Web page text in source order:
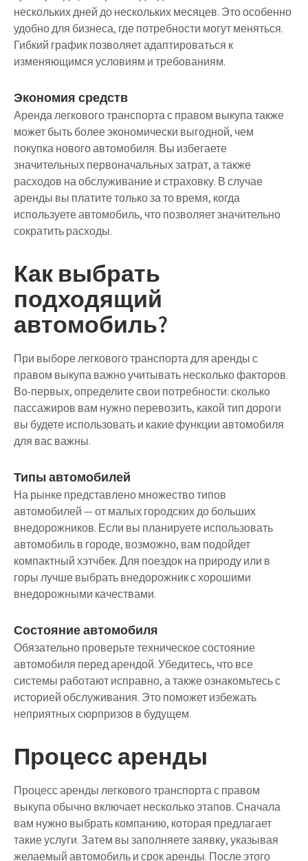
нескольких дней до нескольких месяцев. Это особенно
удобно для бизнеса, где потребности могут меняться.
Гибкий график позволяет адаптироваться к
изменяющимся условиям и требованиям.
Экономия средств
Аренда легкового транспорта с правом выкупа также
может быть более экономически выгодной, чем
покупка нового автомобиля. Вы избегаете
значительных первоначальных затрат, а также
расходов на обслуживание и страховку. В случае
аренды вы платите только за то время, когда
используете автомобиль, что позволяет значительно
сократить расходы.
Как выбрать
подходящий
автомобиль?
При выборе легкового транспорта для аренды с
правом выкупа важно учитывать несколько факторов.
Во-первых, определите свои потребности: сколько
пассажиров вам нужно перевозить, какой тип дороги
вы будете использовать и какие функции автомобиля
для вас важны.
Типы автомобилей
На рынке представлено множество типов
автомобилей — от малых городских до больших
внедорожников. Если вы планируете использовать
автомобиль в городе, возможно, вам подойдет
компактный хэтчбек. Для поездок на природу или в
горы лучше выбрать внедорожник с хорошими
внедорожными качествами.
Состояние автомобиля
Обязательно проверьте техническое состояние
автомобиля перед арендой. Убедитесь, что все
системы работают исправно, а также ознакомьтесь с
историей обслуживания. Это поможет избежать
неприятных сюрпризов в будущем.
Процесс аренды
Процесс аренды легкового транспорта с правом
выкупа обычно включает несколько этапов. Сначала
вам нужно выбрать компанию, которая предлагает
такие услуги. Затем вы заполняете заявку, указывая
желаемый автомобиль и срок аренды. После этого